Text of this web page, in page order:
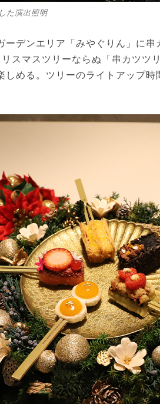
た演出照明
デンエリア「みやぐりん」に
スマスツリーならぬ「串カツツ
しめる。ツリーのライトアップ